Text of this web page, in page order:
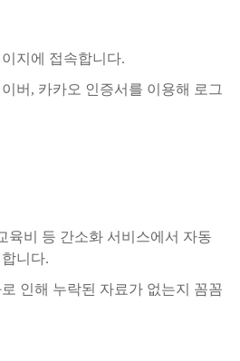
지에 접속합니다.
버, 카카오 인증서를 이용해 로그
육비 등 간소화 서비스에서 자동
니다.
인해 누락된 자료가 없는지 꼼꼼